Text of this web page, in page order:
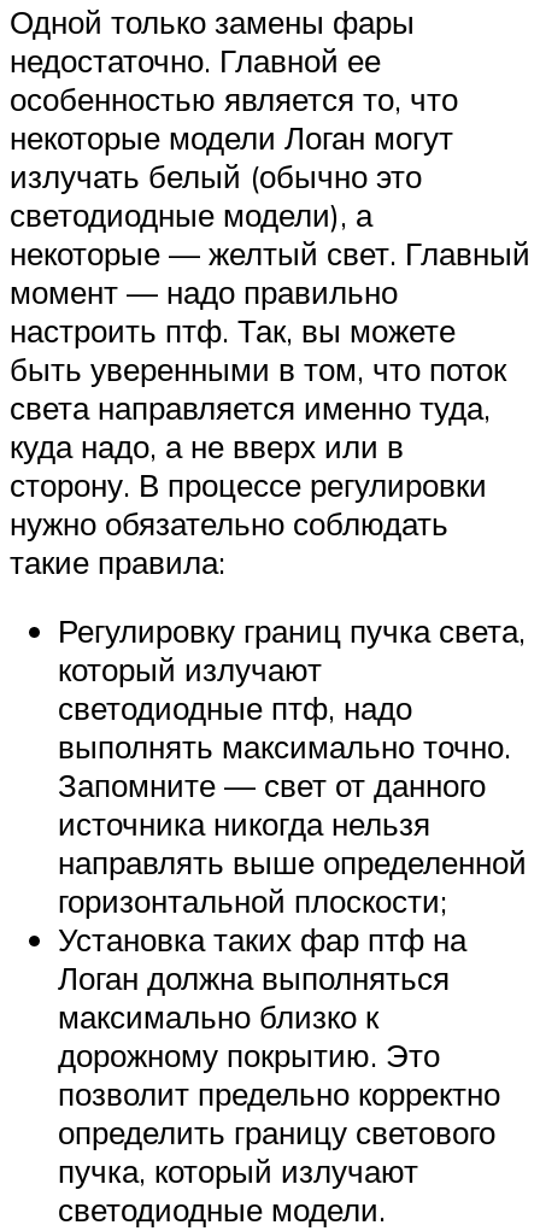
Одной только замены фары
недостаточно. Главной ее
особенностью является то, что
некоторые модели Логан могут
излучать белый (обычно это
светодиодные модели), а
некоторые — желтый свет. Главный
момент — надо правильно
настроить птф. Так, вы можете
быть уверенными в том, что поток
света направляется именно туда,
куда надо, а не вверх или в
сторону. В процессе регулировки
нужно обязательно соблюдать
такие правила:
Регулировку границ пучка света,
который излучают
светодиодные птф, надо
выполнять максимально точно.
Запомните — свет от данного
источника никогда нельзя
направлять выше определенной
горизонтальной плоскости;
Установка таких фар птф на
Логан должна выполняться
максимально близко к
дорожному покрытию. Это
позволит предельно корректно
определить границу светового
пучка, который излучают
светодиодные модели.